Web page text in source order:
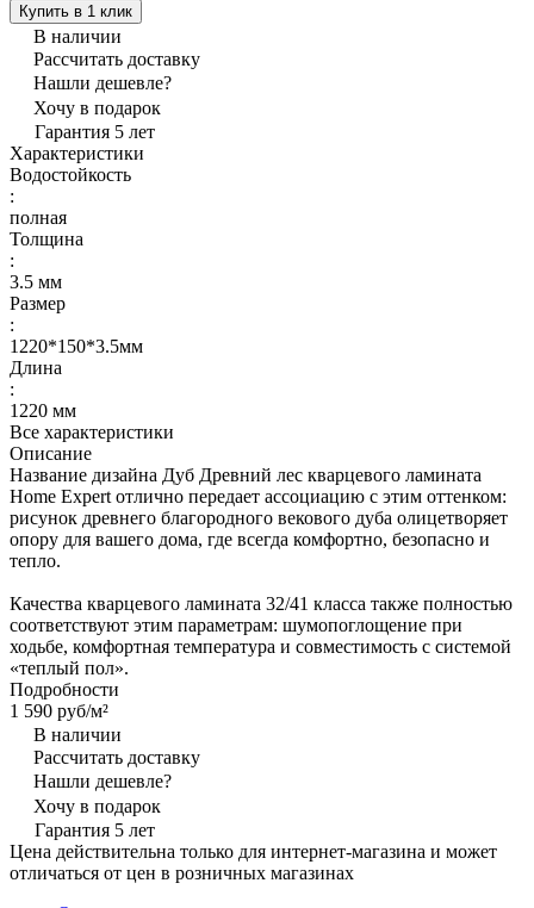
Купить в 1 клик
В наличии
Рассчитать доставку
Нашли дешевле?
Хочу в подарок
Гарантия 5 лет
Характеристики
Водостойкость
:
полная
Толщина
:
3.5 мм
Размер
:
1220*150*3.5мм
Длина
:
1220 мм
Все характеристики
Описание
Название дизайна Дуб Древний лес кварцевого ламината
Home Expert отлично передает ассоциацию с этим оттенком:
рисунок древнего благородного векового дуба олицетворяет
опору для вашего дома, где всегда комфортно, безопасно и
тепло.
Качества кварцевого ламината 32/41 класса также полностью
соответствуют этим параметрам: шумопоглощение при
ходьбе, комфортная температура и совместимость с системой
«теплый пол».
Подробности
1 590 руб/м²
В наличии
Рассчитать доставку
Нашли дешевле?
Хочу в подарок
Гарантия 5 лет
Цена действительна только для интернет-магазина и может
отличаться от цен в розничных магазинах